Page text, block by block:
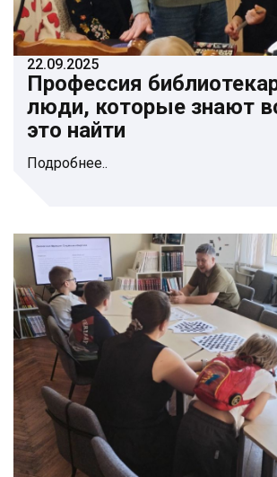
22.09.2025
Профессия
люди, которые знают
это найти
Подробнее..